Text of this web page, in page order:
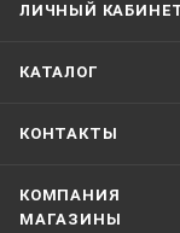
ЛИЧНЫЙ
КАТАЛОГ
КОНТАКТЫ
КОМПАНИЯ
МАГАЗИНЫ